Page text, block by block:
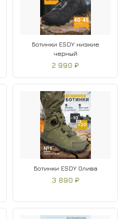
Ботинки ESDY низкие
черный
2 990 ₽
Ботинки ESDY Олива
3 890 ₽